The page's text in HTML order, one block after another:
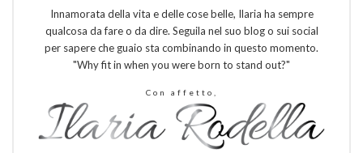
Innamorata della vita e delle cose belle, Ilaria ha sempre
qualcosa da fare o da dire. Seguila nel suo blog o sui social
per sapere che guaio sta combinando in questo momento.
"Why fit in when you were born to stand out?"
Con affetto,